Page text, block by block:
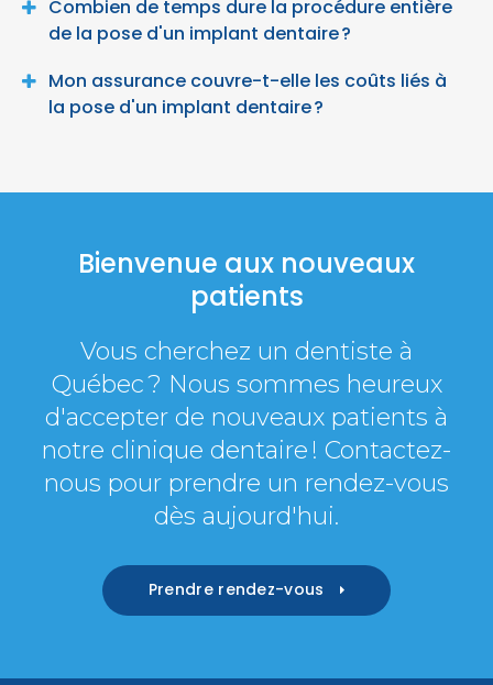
Combien de temps dure la procédure entière
de la pose d'un implant dentaire ?
Mon assurance couvre-t-elle les coûts liés à
la pose d'un implant dentaire ?
Bienvenue aux nouveaux
patients
Vous cherchez un dentiste à
Québec ? Nous sommes heureux
d'accepter de nouveaux patients à
notre clinique dentaire ! Contactez-
nous pour prendre un rendez-vous
dès aujourd'hui.
Prendre rendez-vous